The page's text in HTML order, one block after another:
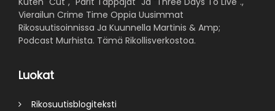
Vierailun Crime Time Oppia Uusimmat
Rikosuutisoinnissa Ja Kuunnella Martinis & Amp;
Podcast Murhista. Tämä Rikollisverkostoa.
Luokat
Rikosuutisblogiteksti